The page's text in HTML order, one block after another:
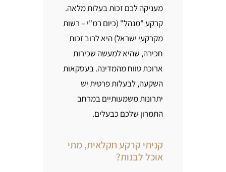
מעניקה לכם זכות בעלות מלאה.
קרקע "מנהל" (כיום רמ"י – רשות
מקרקעי ישראל) היא לרוב זכות
חכירה, שהיא למעשה שכירות
ארוכת טווח מהמדינה. בעסקאות
השקעה, לבעלות פרטית יש
יתרונות משמעותיים במרחב
התמרון שלכם כבעלים.
קניתי קרקע חקלאית, מתי
אוכל לבנות?